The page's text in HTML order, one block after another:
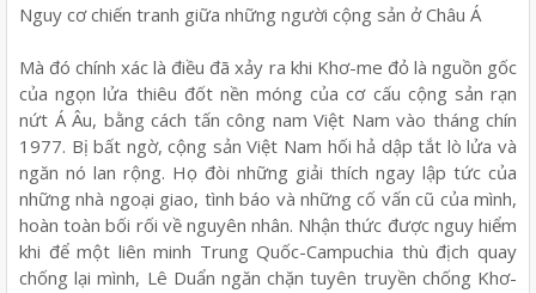
Nguy cơ chiến tranh giữa những người cộng sản ở Châu Á
Mà đó chính xác là điều đã xảy ra khi Khơ-me đỏ là nguồn gốc
của ngọn lửa thiêu đốt nền móng của cơ cấu cộng sản rạn
nứt Á Âu, bằng cách tấn công nam Việt Nam vào tháng chín
1977. Bị bất ngờ, cộng sản Việt Nam hối hả dập tắt lò lửa và
ngăn nó lan rộng. Họ đòi những giải thích ngay lập tức của
những nhà ngoại giao, tình báo và những cố vấn cũ của mình,
hoàn toàn bối rối về nguyên nhân. Nhận thức được nguy hiểm
khi để một liên minh Trung Quốc-Campuchia thù địch quay
chống lại mình, Lê Duẩn ngăn chặn tuyên truyền chống Khơ-